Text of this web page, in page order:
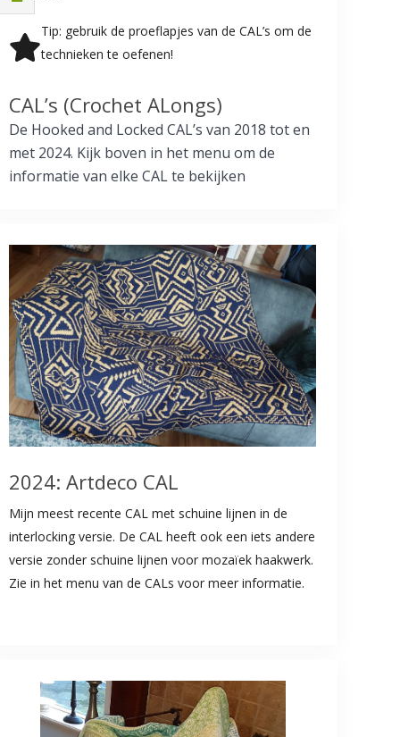
Tip: gebruik de proeflapjes van de CAL’s om de
technieken te oefenen!
CAL’s (Crochet ALongs)
De Hooked and Locked CAL’s van 2018 tot en
met 2024. Kijk boven in het menu om de
informatie van elke CAL te bekijken
2024: Artdeco CAL
Mijn meest recente CAL met schuine lijnen in de
interlocking versie. De CAL heeft ook een iets andere
versie zonder schuine lijnen voor mozaïek haakwerk.
Zie in het menu van de CALs voor meer informatie.